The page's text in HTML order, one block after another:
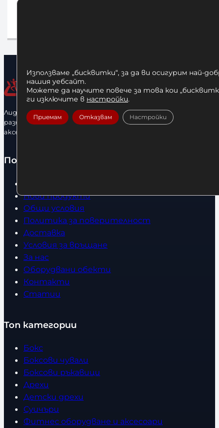
Лидерфитнес е водещ вносител и представител на голямо
разнообразие от бойна екипировка, фитнес уреди и
аксесоари.
Полезно
Нови продукти
Общи условия
Политика за поверителност
Доставка
Условия за връщане
За нас
Оборудвани обекти
Контакти
Статии
Топ категории
Бокс
Боксови чували
Боксови ръкавици
Дрехи
Детски дрехи
Суичъри
Фитнес оборудване и аксесоари
Използваме „бисквитки“, за да ви осигурим най-
нашия уебсайт.
Можете да научите повече за това кои
ги изключите в настройки.
Приемам Отказвам Настройки